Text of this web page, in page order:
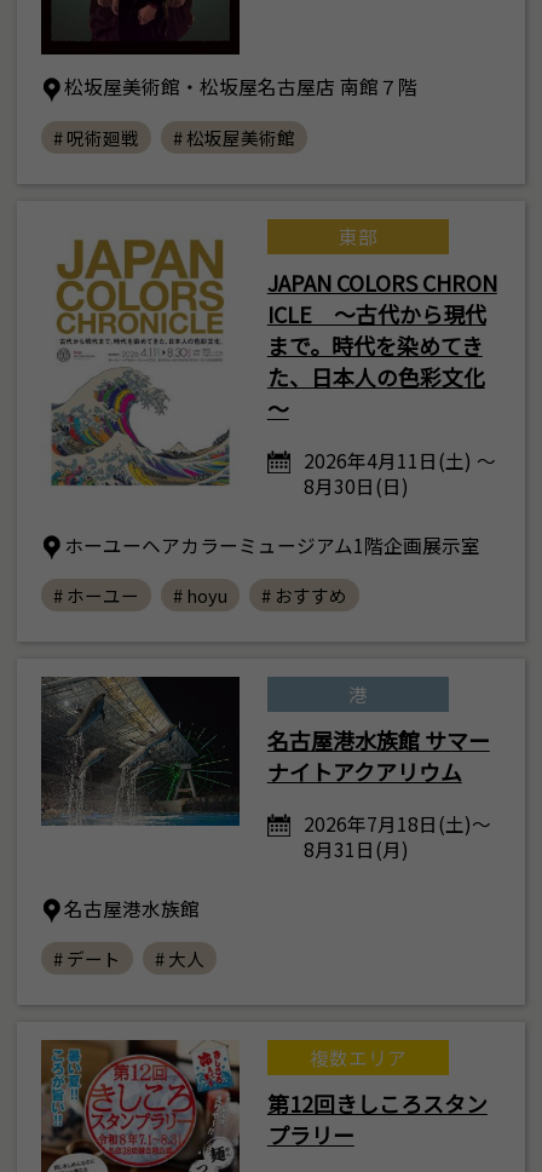
松坂屋美術館・松坂屋名古屋店 南館７階
# 呪術廻戦 # 松坂屋美術館
東部
JAPAN COLORS CHRON
ICLE ～古代から現代
まで。時代を染めてき
た、日本人の色彩文化
～
2026年4月11日(土) ～
8月30日(日)
ホーユーヘアカラーミュージアム1階企画展示室
# ホーユー # hoyu # おすすめ
港
名古屋港水族館 サマー
ナイトアクアリウム
2026年7月18日(土)～
8月31日(月)
名古屋港水族館
# デート # 大人
複数エリア
第12回きしころスタン
プラリー